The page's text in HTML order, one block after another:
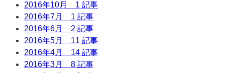
2016年10月 1 記事
2016年7月 1 記事
2016年6月 2 記事
2016年5月 11 記事
2016年4月 14 記事
2016年3月 8 記事